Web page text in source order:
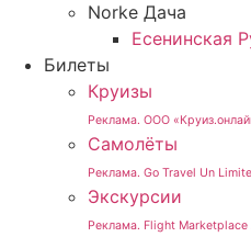
Norke Дача
Есенинская
Билеты
Круизы
Реклама. ООО
Самолёты
Реклама. Go Travel Un
Экскурсии
Реклама. Flight